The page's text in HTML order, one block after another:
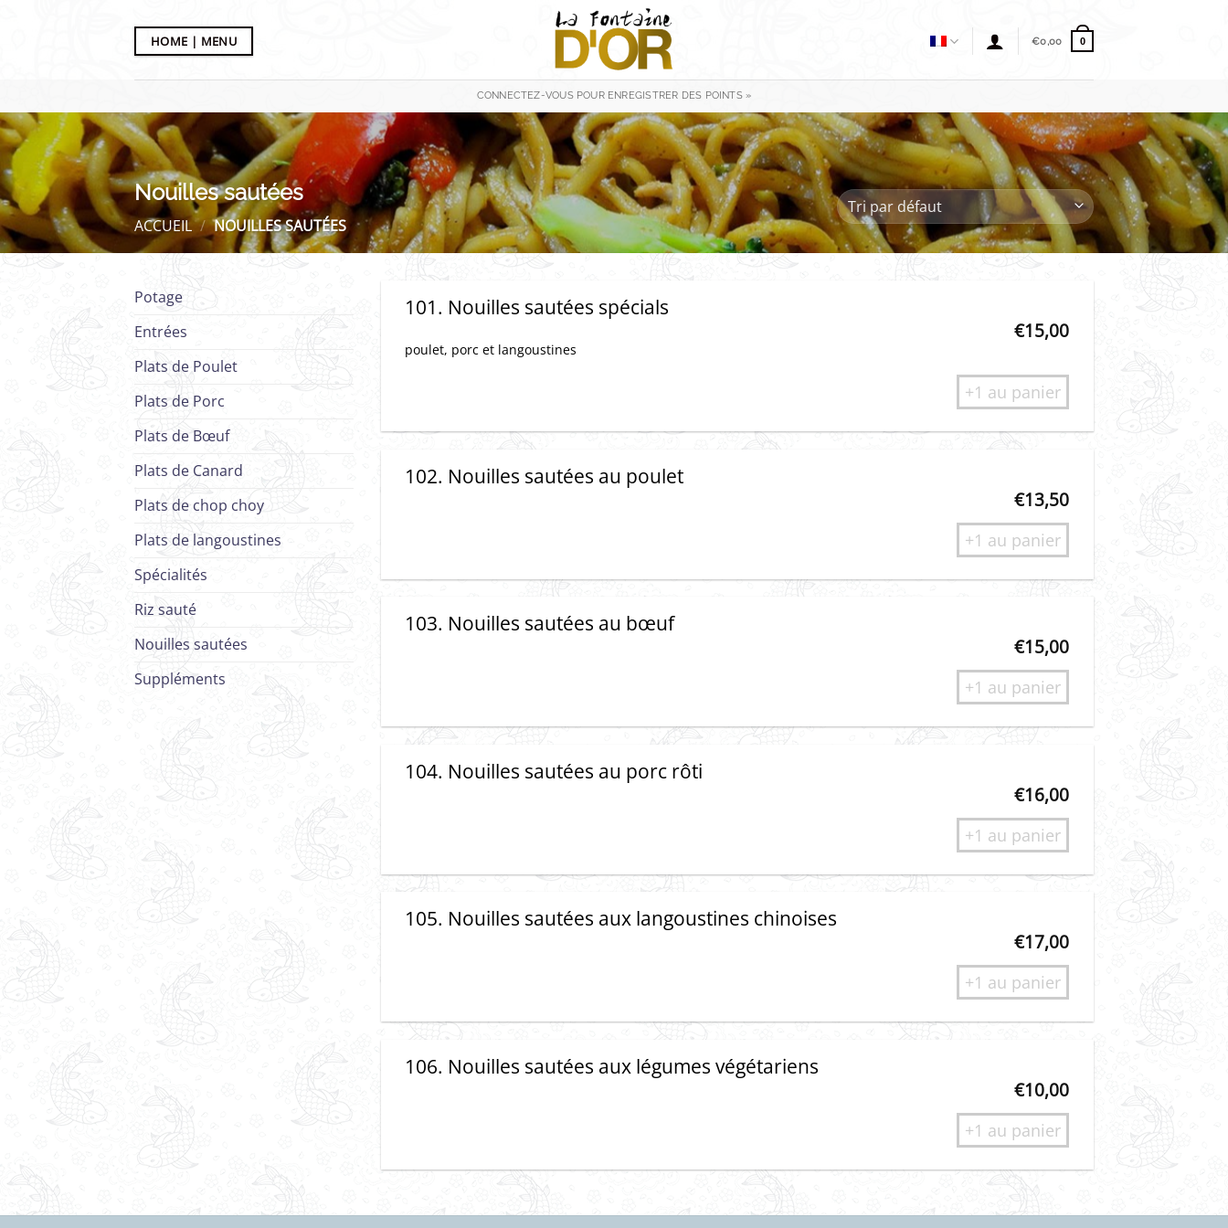
HOME | MENU €0,00 0
CONNECTEZ-VOUS POUR ENREGISTRER DES POINTS »
Nouilles sautées
ACCUEIL / NOUILLES SAUTÉES
Potage
Entrées
Plats de Poulet
Plats de Porc
Plats de Bœuf
Plats de Canard
Plats de chop choy
Plats de langoustines
Spécialités
Riz sauté
Nouilles sautées
Suppléments
101. Nouilles sautées spécials
€15,00
poulet, porc et langoustines
+1 au panier
102. Nouilles sautées au poulet
€13,50
+1 au panier
103. Nouilles sautées au bœuf
€15,00
+1 au panier
104. Nouilles sautées au porc rôti
€16,00
+1 au panier
105. Nouilles sautées aux langoustines chinoises
€17,00
+1 au panier
106. Nouilles sautées aux légumes végétariens
€10,00
+1 au panier